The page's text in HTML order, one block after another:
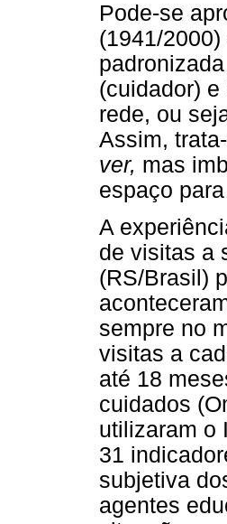
Pode-se
(1941/
(cuidador)
rede, ou
Assim,
ver, mas
espaço
A
de visitas a
(RS/Brasil)
sempre no
visitas a
até 18
cuidados
utilizaram o
31
subjetiva
agentes